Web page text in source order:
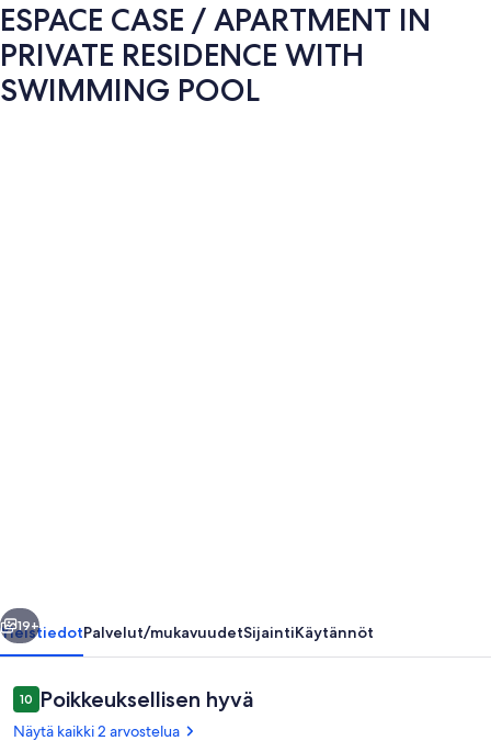
ESPACE CASE / APARTMENT IN
PRIVATE RESIDENCE WITH
SWIMMING POOL
WITH
SWIMMING
POOL
valokuvagalleria
Seuraava
19+
YleistiedotPalvelut/mukavuudetSijaintiKäytännöt
Arvostelut
1010 kautta 10.
Poikkeuksellisen hyvä
Näytä kaikki 2 arvostelua